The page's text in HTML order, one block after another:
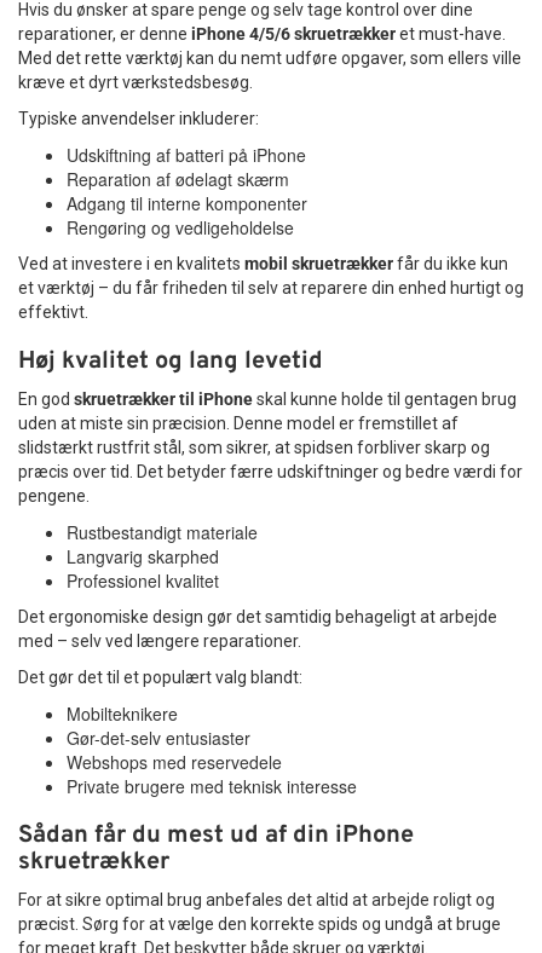
Hvis du ønsker at spare penge og selv tage kontrol over dine
reparationer, er denne iPhone 4/5/6 skruetrækkeret must-have.
Med det rette værktøj kan du nemt udføre opgaver, som ellers ville
kræve et dyrt værkstedsbesøg.
Typiske anvendelser inkluderer:
Udskiftning af batteri på iPhone
Reparation af ødelagt skærm
Adgang til interne komponenter
Rengøring og vedligeholdelse
Ved at investere i en kvalitets mobil skruetrækkerfår du ikke kun
et værktøj – du får friheden til selv at reparere din enhed hurtigt og
effektivt.
Høj kvalitet og lang levetid
En god skruetrækker til iPhoneskal kunne holde til gentagen brug
uden at miste sin præcision. Denne model er fremstillet af
slidstærkt rustfrit stål, som sikrer, at spidsen forbliver skarp og
præcis over tid. Det betyder færre udskiftninger og bedre værdi for
pengene.
Rustbestandigt materiale
Langvarig skarphed
Professionel kvalitet
Det ergonomiske design gør det samtidig behageligt at arbejde
med – selv ved længere reparationer.
Det gør det til et populært valg blandt:
Mobilteknikere
Gør-det-selv entusiaster
Webshops med reservedele
Private brugere med teknisk interesse
Sådan får du mest ud af din iPhone
skruetrækker
For at sikre optimal brug anbefales det altid at arbejde roligt og
præcist. Sørg for at vælge den korrekte spids og undgå at bruge
for meget kraft. Det beskytter både skruer og værktøj.